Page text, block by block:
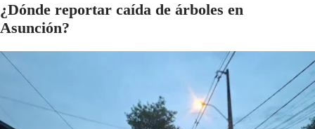
¿Dónde reportar caída de árboles en
Asunción?